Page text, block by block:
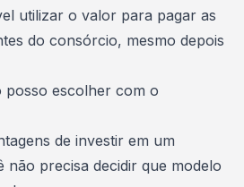
utilizar o valor para pagar as
do consórcio, mesmo depois
posso escolher com o
de investir em um
não precisa decidir que modelo